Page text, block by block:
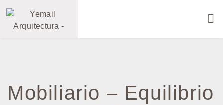
Mobiliario – Equilibrio